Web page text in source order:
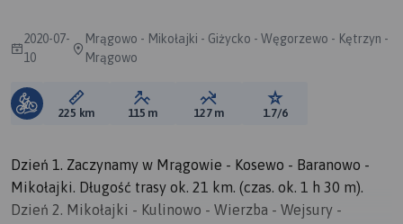
2020-07-
10
Mrągowo - Mikołajki - Giżycko - Węgorzewo - Kętrzyn -
Mrągowo
Długość trasy:
225 km Suma przewyższeń:
115 m Suma spadków:
127 m Ocena trasy:
1.7/6
Dzień 1. Zaczynamy w Mrągowie - Kosewo - Baranowo -
Mikołajki. Długość trasy ok. 21 km. (czas. ok. 1 h 30 m).
Dzień 2. Mikołajki - Kulinowo - Wierzba - Wejsury -